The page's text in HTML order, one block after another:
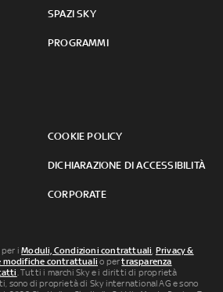
SPAZI SKY
PROGRAMMI
COOKIE POLICY
DICHIARAZIONE DI ACCESSIBILITÀ
CORPORATE
per iModuli, Condizioni contrattuali, Privacy &
modifiche contrattuali o pertrasparenza
. Tutti i marchi Sky e i diritti di proprietà
sono di proprietà di Sky international AG e sono